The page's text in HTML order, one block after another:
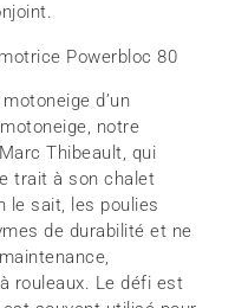
d’un
notre
Thibeault, qui
trait à son chalet
le sait, les poulies
de durabilité et ne
rouleaux. Le défi est